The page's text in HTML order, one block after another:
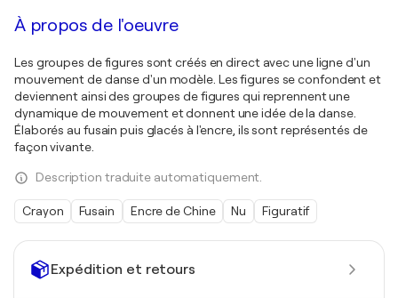
Expédition et retours
À propos de l'oeuvre
Les groupes de figures sont créés en direct avec une ligne d'un
mouvement de danse d'un modèle. Les figures se confondent et
deviennent ainsi des groupes de figures qui reprennent une
dynamique de mouvement et donnent une idée de la danse.
Élaborés au fusain puis glacés à l'encre, ils sont représentés de
façon vivante.
Description traduite automatiquement.
Crayon Fusain Encre de Chine Nu Figuratif